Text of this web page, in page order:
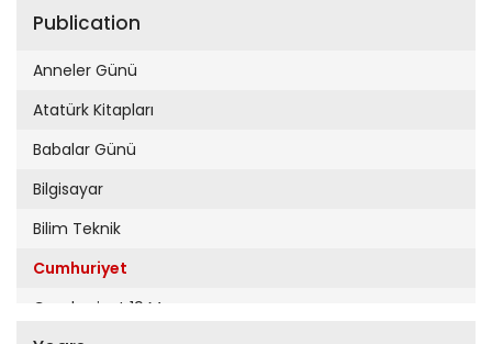
Publication
Anneler Günü
Atatürk Kitapları
Babalar Günü
Bilgisayar
Bilim Teknik
Cumhuriyet
Cumhuriyet 19 Mayıs